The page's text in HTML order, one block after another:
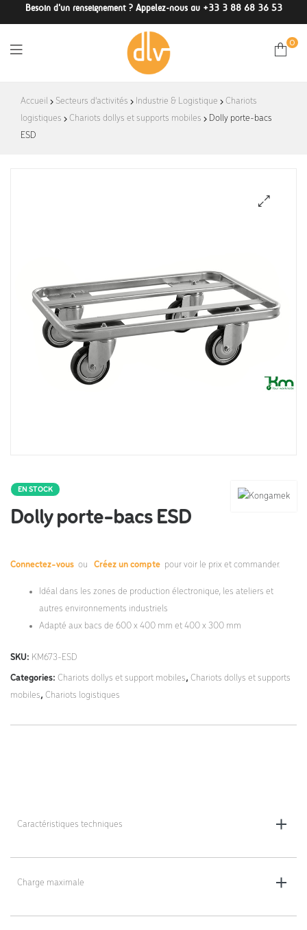
Besoin d'un renseignement ? Appelez-nous au +33 3 88 68 36 53
DLV-
France
0
Accueil Secteurs d'activités Industrie & Logistique
Chariots
logistiques
Chariots dollys et supports mobiles
Dolly porte-bacs
ESD
EN STOCK
Dolly porte-bacs ESD
Connectez-vous ou Créez un compte pour voir le prix et commander.
Idéal dans les zones de production électronique, les ateliers et
autres environnements industriels
Adapté aux bacs de 600 x 400 mm et 400 x 300 mm
SKU: KM673-ESD
Categories: Chariots dollys et support mobiles, Chariots dollys et supports
mobiles, Chariots logistiques
Caractéristiques techniques
Dimensions totales (L x l x h) : 600 x 400 x 160 mm
Charge maximale
Charge maximale : 300 kg